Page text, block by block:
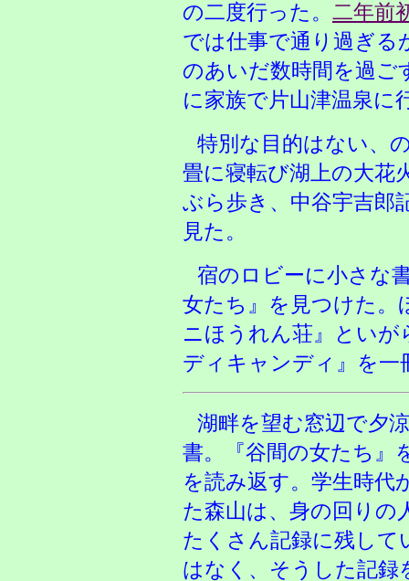
の二度行った。 二年前
では仕事で通り過ぎる
のあいだ数時間を過ご
に家族で片山津温泉に
特別な目的はない、
畳に寝転び湖上の大花
ぶら歩き、中谷宇吉郎
見た。
宿のロビーに小さな
女たち』を見つけた。
ニほうれん荘』といが
ディキャンディ』を一
湖畔を望む窓辺で夕
書。『谷間の女たち』
を読み返す。学生時代
た森山は、身の回りの
たくさん記録に残して
はなく、そうした記録